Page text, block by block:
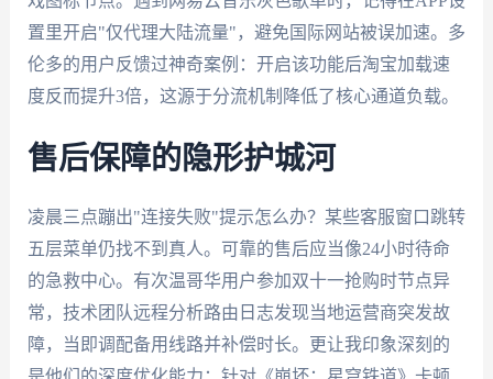
置里开启"仅代理大陆流量"，避免国际网站被误加速。多
伦多的用户反馈过神奇案例：开启该功能后淘宝加载速
度反而提升3倍，这源于分流机制降低了核心通道负载。
售后保障的隐形护城河
凌晨三点蹦出"连接失败"提示怎么办？某些客服窗口跳转
五层菜单仍找不到真人。可靠的售后应当像24小时待命
的急救中心。有次温哥华用户参加双十一抢购时节点异
常，技术团队远程分析路由日志发现当地运营商突发故
障，当即调配备用线路并补偿时长。更让我印象深刻的